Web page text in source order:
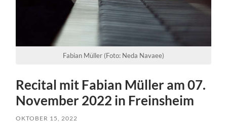
Fabian Müller (Foto: Neda Navaee)
Recital mit Fabian Müller am 07.
November 2022 in Freinsheim
OKTOBER 15, 2022